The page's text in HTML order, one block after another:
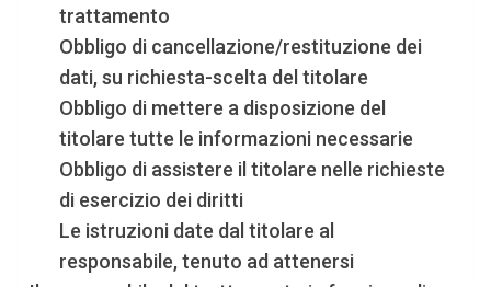
trattamento
Obbligo di cancellazione/restituzione dei
dati, su richiesta-scelta del titolare
Obbligo di mettere a disposizione del
titolare tutte le informazioni necessarie
Obbligo di assistere il titolare nelle richieste
di esercizio dei diritti
Le istruzioni date dal titolare al
responsabile, tenuto ad attenersi